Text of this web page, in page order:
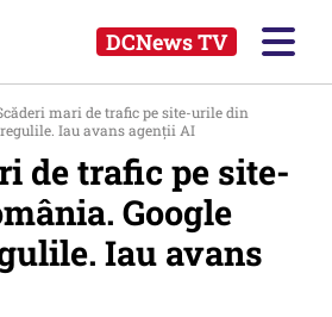
DCNews TV
mari de trafic pe site-urile din
Iau avans agenții AI
de trafic pe site-
Google
Iau avans